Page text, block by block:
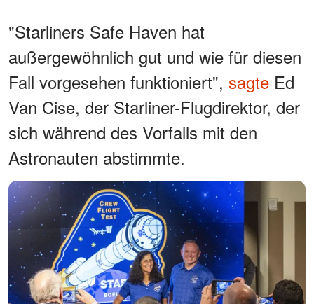
"Starliners Safe Haven hat
außergewöhnlich gut und wie für diesen
Fall vorgesehen funktioniert", sagte Ed
Van Cise, der Starliner-Flugdirektor, der
sich während des Vorfalls mit den
Astronauten abstimmte.